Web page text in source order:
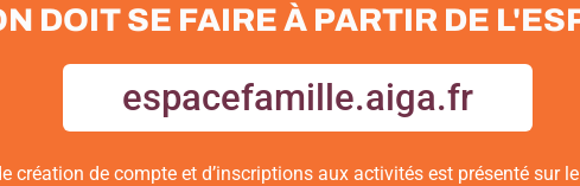
DOIT SE FAIRE À PARTIR DE
espacefamille.aiga.fr
création de compte et d’inscriptions aux activités est présenté sur